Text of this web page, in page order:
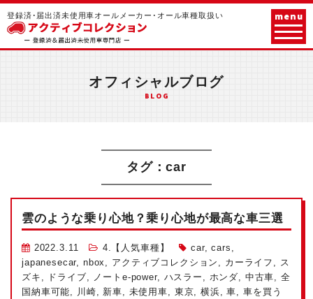
登録済･届出済未使用車オールメーカー･オール車種取扱い menu
オフィシャルブログ
BLOG
タグ：car
雲のような乗り心地？乗り心地が最高な車三選
2022.3.11 4.【人気車種】 car,cars
japanesecar
nbox アクティブコレクション カーライフ
ス
ズキ
ドライブ ノートe-power, ハスラー ホンダ 中古車 ,全
国納車可能
川崎 新車 未使用車 東京 ,横浜 ,車
車を買う